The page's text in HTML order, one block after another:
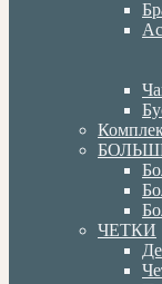
ЧЕТКИ